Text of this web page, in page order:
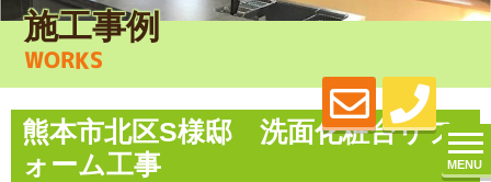
MENU
施工事例
WORKS
熊本市北区S様邸 洗面化粧台リフ
ォーム工事